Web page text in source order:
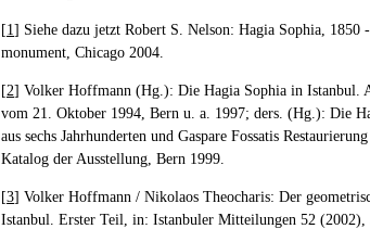
[1] Siehe dazu jetzt Robert S. Nelson: Hagia Sophia,
monument, Chicago 2004.
[2] Volker Hoffmann (Hg.): Die Hagia Sophia in Istanbul.
vom 21. Oktober 1994, Bern u. a. 1997; ders. (Hg.): Die
aus sechs Jahrhunderten und Gaspare Fossatis
Katalog der Ausstellung, Bern 1999.
[3] Volker Hoffmann / Nikolaos Theocharis: Der
Istanbul. Erster Teil, in: Istanbuler Mitteilungen 52 (2002),